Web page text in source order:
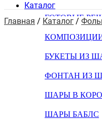
Каталог
ГОТОВЫЕ
БУКЕТЫ ИЗ
ФОНТАН ИЗ
ШАРЫ В
ШАРЫ БАБЛС
Главная / Каталог /